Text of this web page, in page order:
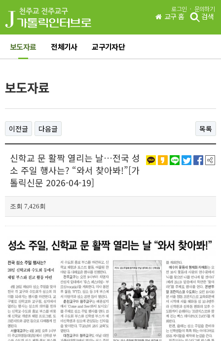
로그인 · 문의하기
교구 홈 검색
보도자료 전체기사 교구기자단
보도자료
이전글 다음글 목록
신학교 문 활짝 열리는 날…전국 성
소 주일 행사는? “와서 찾아봐!”[가
톨릭신문 2026-04-19]
조회 7,426회